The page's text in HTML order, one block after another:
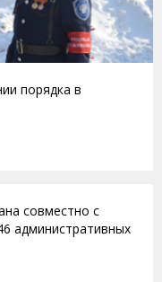
порядка в
совместно с
административных